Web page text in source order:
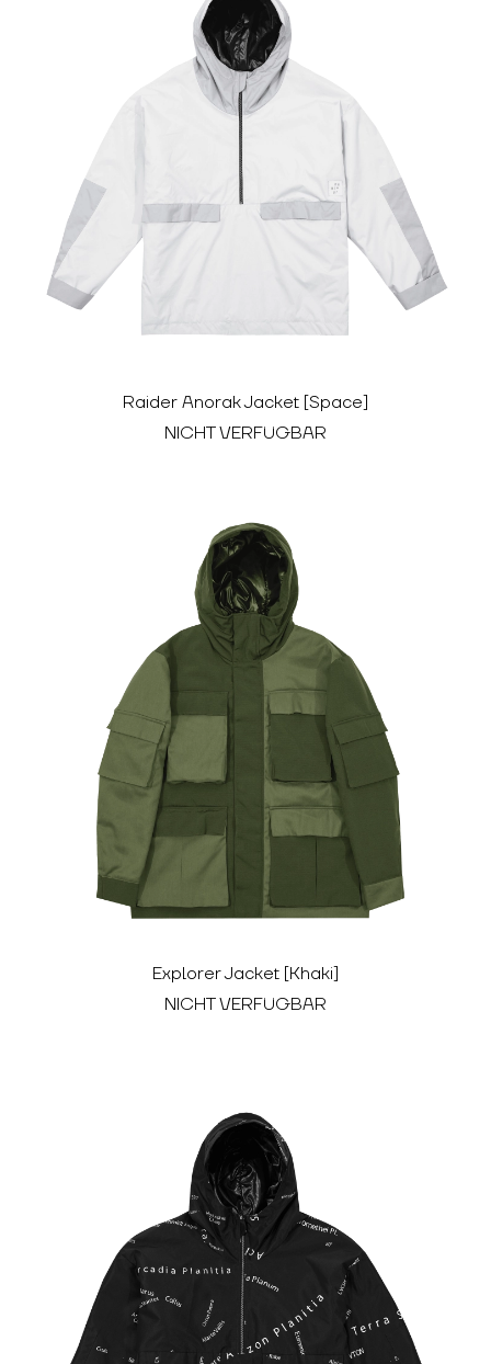
Raider Anorak Jacket [Space]
NICHT VERFÜGBAR
Explorer Jacket [Khaki]
NICHT VERFÜGBAR